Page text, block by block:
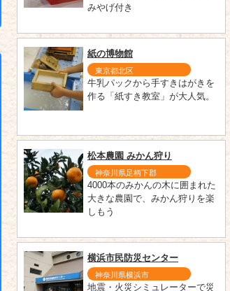
みやげ付き
紙の博物館
東京都北区
牛乳パックから手すきはがきを
作る「紙すき教室」が大人気。
松本農園 みかん狩り
神奈川県足柄下郡
4000本のみかんの木に囲まれた
大きな農園で、みかん狩りを楽
しもう
横浜市民防災センター
神奈川県横浜市
地震・火災シミュレーターで災